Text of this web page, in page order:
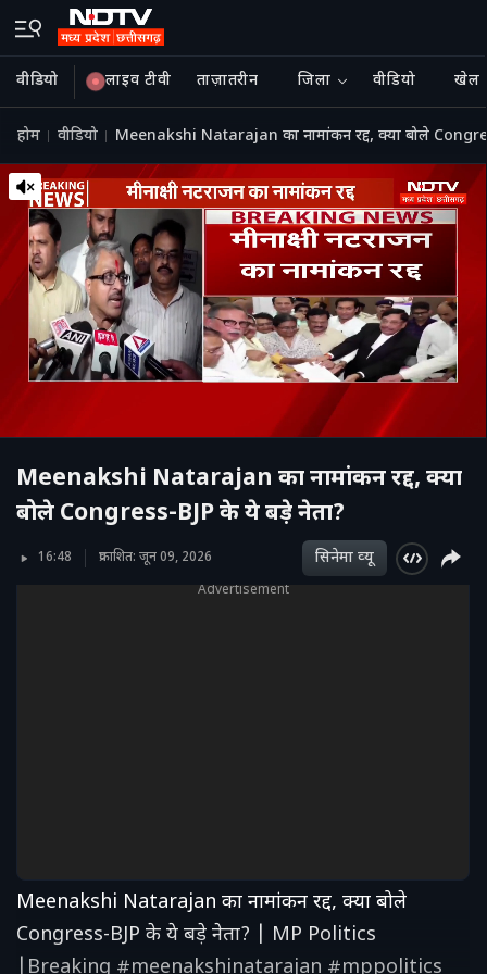
वीडियो लाइव टीवी ताज़ातरीन जिला वीडियो खेल
होम वीडियो Meenakshi Natarajan का नामांकन रद्द, क्या बोले
Meenakshi Natarajan का नामांकन रद्द, क्या
बोले Congress-BJP के ये बड़े नेता?
16:48 प्रकाशित: जून 09, 2026 सिनेमा व्‍यू
Advertisement
Meenakshi Natarajan का नामांकन रद्द, क्या बोले
Congress-BJP के ये बड़े नेता? | MP Politics
|Breaking #meenakshinatarajan #mppolitics